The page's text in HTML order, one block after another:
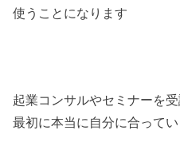
使うことになります
起業コンサルやセミナーを
最初に本当に自分に合って